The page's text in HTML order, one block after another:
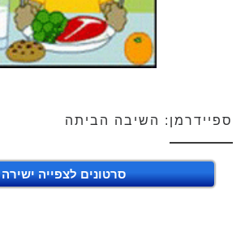
ספיידרמן: השיבה הביתה
סרטונים לצפייה ישירה